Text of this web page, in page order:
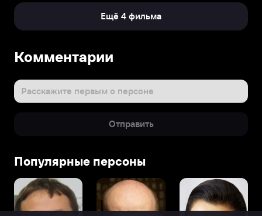
Ещё 4 фильма
Комментарии
Расскажите первым о персоне
Отправить
Популярные персоны